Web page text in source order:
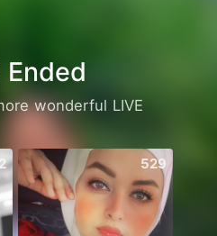
Ended
wonderful LIVE
529